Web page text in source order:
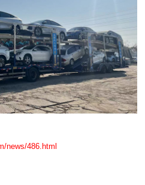
news/486.html